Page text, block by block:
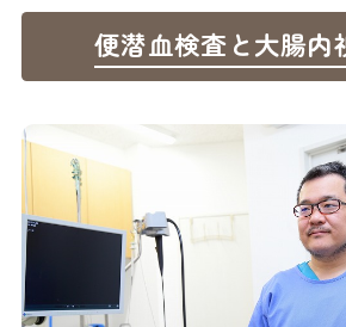
便潜血検査と大腸内